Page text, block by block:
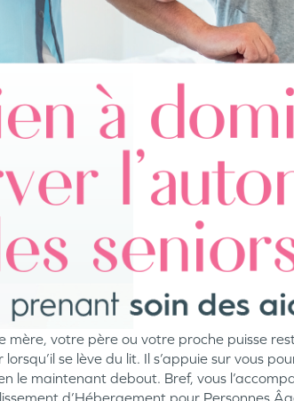
votre père ou votre proche puisse
se lève du lit. Il s’appuie sur vous
le maintenant debout. Bref, vous
d’Hébergement pour Personnes